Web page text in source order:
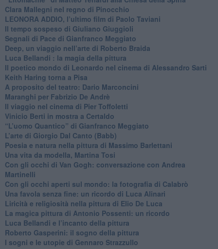
​Clara Mallegni nel regno di Pinocchio
​LEONORA ADDIO, l’ultimo film di Paolo Taviani
Il tempo sospeso di Giuliano Giuggioli
Segnali di Pace di Gianfranco Meggiato
​Deep, un viaggio nell’arte di Roberto Braida
​Luca Bellandi : la magia della pittura
​Il poetico mondo di Leonardo nel cinema di Alessandro Sarti
​Keith Haring torna a Pisa
​A proposito del teatro: Dario Marconcini
Maranghi per Fabrizio De Andrè
​Il viaggio nel cinema di Pier Toffoletti
Vinicio Berti in mostra a Certaldo
“L’uomo Quantico” di Gianfranco Meggiato
​L’arte di Giorgio Dal Canto (Babb)
Poesia e natura nella pittura di Massimo Barlettani
Una vita da modella, Martina Tosi
​Con gli occhi di Van Gogh: conversazione con Andrea
Martinelli
​Con gli occhi aperti sul mondo: la fotografia di Calabrò
Una favola senza fine: un ricordo di Luca Alinari
Liricità e religiosità nella pittura di Elio De Luca
La magica pittura di Antonio Possenti: un ricordo
Luca Bellandi e l’incanto della pittura
​Roberto Gasperini: il sogno della pittura
I sogni e le utopie di Gennaro Strazzullo